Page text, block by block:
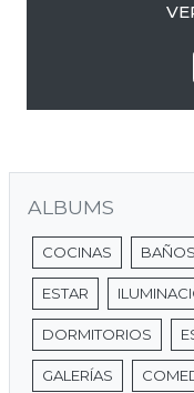
ALBUMS
COCINAS BAÑOS
ESTAR
DORMITORIOS
GALERÍAS